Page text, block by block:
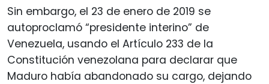
Sin embargo, el 23 de enero de 2019 se
autoproclamó “presidente interino” de
Venezuela, usando el Artículo 233 de la
Constitución venezolana para declarar que
Maduro había abandonado su cargo, dejando